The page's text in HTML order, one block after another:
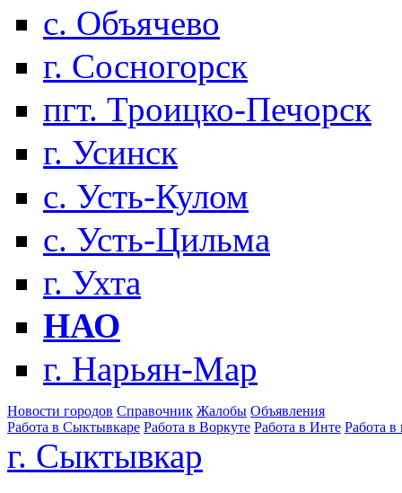
с. Объячево
г. Сосногорск
пгт. Троицко-Печорск
г. Усинск
с. Усть-Кулом
с. Усть-Цильма
г. Ухта
НАО
г. Нарьян-Мар
Новости городов Справочник Жалобы Объявления
Работа в Сыктывкаре Работа в Воркуте Работа в Инте Работа в
г. Сыктывкар